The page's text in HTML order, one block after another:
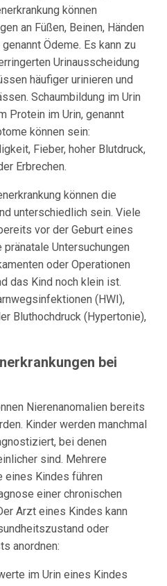
können
an Füßen, Beinen, Händen
Ödeme. Es kann zu
Urinausscheidung
häufiger urinieren und
Schaumbildung im Urin
Protein im Urin, genannt
können sein:
Fieber, hoher Blutdruck,
Erbrechen.
können die
unterschiedlich sein. Viele
vor der Geburt eines
Untersuchungen
oder Operationen
das Kind noch klein ist.
(HWI),
Bluthochdruck (Hypertonie),
bei
Nierenanomalien bereits
Kinder werden manchmal
bei denen
sind. Mehrere
eines Kindes führen
einer chronischen
Arzt eines Kindes kann
oder
anordnen:
im Urin eines Kindes